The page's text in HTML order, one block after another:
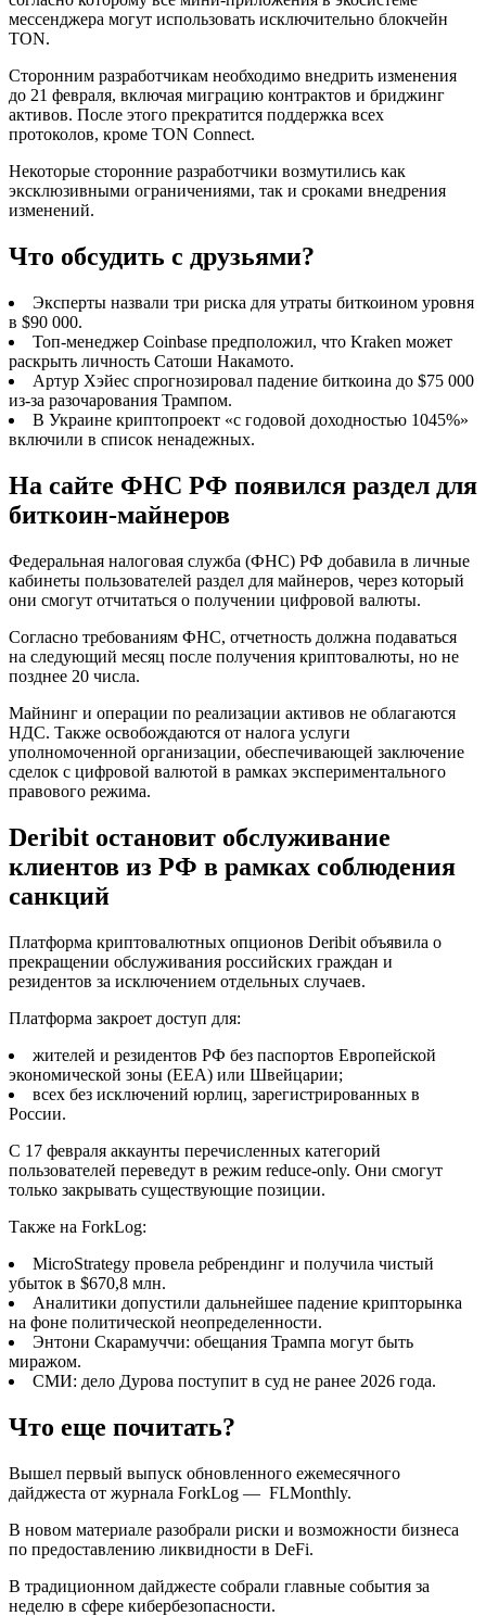
мессенджера могут использовать исключительно блокчейн
TON.
Сторонним разработчикам необходимо внедрить изменения
до 21 февраля, включая миграцию контрактов и бриджинг
активов. После этого прекратится поддержка всех
протоколов, кроме TON Connect.
Некоторые сторонние разработчики возмутились как
эксклюзивными ограничениями, так и сроками внедрения
изменений.
Что обсудить с друзьями?
Эксперты назвали три риска для утраты биткоином уровня
в $90 000.
Топ-менеджер Coinbase предположил, что Kraken может
раскрыть личность Сатоши Накамото.
Артур Хэйес спрогнозировал падение биткоина до $75 000
из-за разочарования Трампом.
В Украине криптопроект «с годовой доходностью 1045%»
включили в список ненадежных.
На сайте ФНС РФ появился раздел для
биткоин-майнеров
Федеральная налоговая служба (ФНС) РФ добавила в личные
кабинеты пользователей раздел для майнеров, через который
они смогут отчитаться о получении цифровой валюты.
Согласно требованиям ФНС, отчетность должна подаваться
на следующий месяц после получения криптовалюты, но не
позднее 20 числа.
Майнинг и операции по реализации активов не облагаются
НДС. Также освобождаются от налога услуги
уполномоченной организации, обеспечивающей заключение
сделок с цифровой валютой в рамках экспериментального
правового режима.
Deribit остановит обслуживание
клиентов из РФ в рамках соблюдения
санкций
Платформа криптовалютных опционов Deribit объявила о
прекращении обслуживания российских граждан и
резидентов за исключением отдельных случаев.
Платформа закроет доступ для:
жителей и резидентов РФ без паспортов Европейской
экономической зоны (EEA) или Швейцарии;
всех без исключений юрлиц, зарегистрированных в
России.
С 17 февраля аккаунты перечисленных категорий
пользователей переведут в режим reduce-only. Они смогут
только закрывать существующие позиции.
Также на ForkLog:
MicroStrategy провела ребрендинг и получила чистый
убыток в $670,8 млн.
Аналитики допустили дальнейшее падение крипторынка
на фоне политической неопределенности.
Энтони Скарамуччи: обещания Трампа могут быть
миражом.
СМИ: дело Дурова поступит в суд не ранее 2026 года.
Что еще почитать?
Вышел первый выпуск обновленного ежемесячного
дайджеста от журнала ForkLog — FLMonthly.
В новом материале разобрали риски и возможности бизнеса
по предоставлению ликвидности в DeFi.
В традиционном дайджесте собрали главные события за
неделю в сфере кибербезопасности.